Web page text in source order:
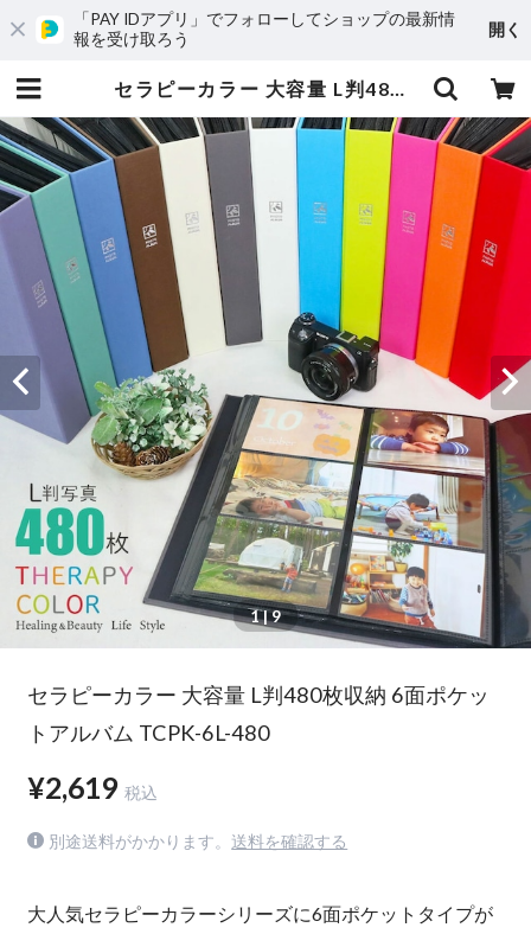
「PAY IDアプリ」でフォローしてショップの最新情
報を受け取ろう
開く
セラピーカラー 大容量 L判480枚収納 6面ポケットアルバム TCPK-6L-480 | 「アルバムをつくろう」SHOP
1| 9
セラピーカラー 大容量 L判480枚収納 6面ポケッ
トアルバム TCPK-6L-480
¥2,619 税込
別途送料がかかります。 送料を確認する
大人気セラピーカラーシリーズに6面ポケットタイプが